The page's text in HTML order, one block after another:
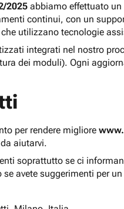
2025 abbiamo effettuato
continui, con un
utilizzano tecnologie
integrati nel nostro
dei moduli). Ogni
per rendere migliore
aiutarvi.
soprattutto se ci
avete suggerimenti per